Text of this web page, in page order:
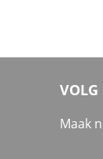
VOLG
Maak